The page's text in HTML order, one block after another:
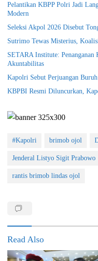
Pelantikan KBPP Polri Jadi
Modern
Seleksi Akpol 2026 Disebut
Sutrimo Tewas Misterius,
SETARA Institute: Penanganan
Akuntabilitas
Kapolri Sebut Perjuangan
KBPBI Resmi Diluncurkan,
#Kapolri brimob ojol
Jenderal Listyo Sigit Prabowo
rantis brimob lindas ojol
Read Also